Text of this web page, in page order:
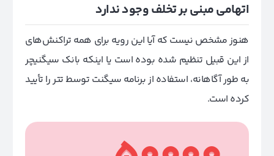
اتهامی مبنی بر تخلف وجود ندارد
هنوز مشخص نیست که آیا این رویه برای همه تراکنش‌های
از این قبیل تنظیم شده بوده است یا اینکه بانک سیگنیچر
به طور آگاهانه، استفاده از برنامه سیگنت توسط تتر را تأیید
کرده است.